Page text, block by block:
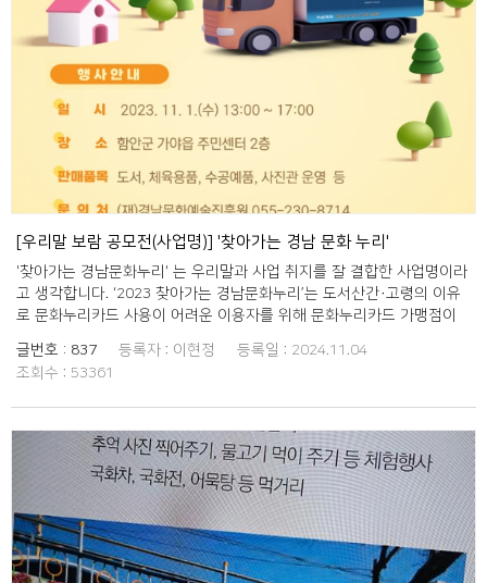
[우리말 보람 공모전(사업명)] '찾아가는 경남 문화 누리'
'찾아가는 경남문화누리' 는 우리말과 사업 취지를 잘 결합한 사업명이라
고 생각합니다. ‘2023 찾아가는 경남문화누리’는 도서산간·고령의 이유
로 문화누리카드 사용이 어려운 이용자를 위해 문화누리카드 가맹점이
글번호 : 837 등록자 : 이현정 등록일 : 2024.11.04
조회수 : 53361